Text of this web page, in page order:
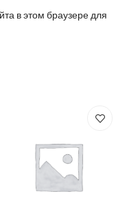
в этом браузере для